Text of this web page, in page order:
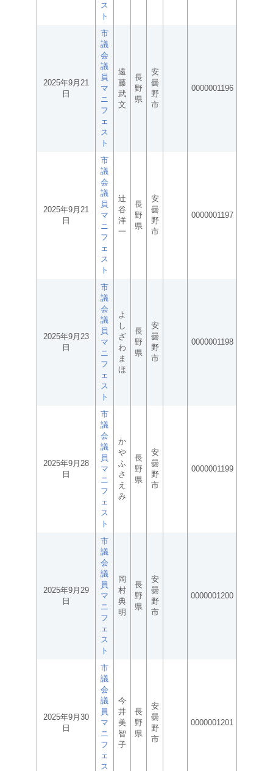
ス
ト
2025年9月21
日
市
議
会
議
員
マ
ニ
フ
ェ
ス
ト
遠
藤
武
文
長
野
県
安
曇
野
市
0000001196
2025年9月21
日
市
議
会
議
員
マ
ニ
フ
ェ
ス
ト
辻
谷
洋
一
長
野
県
安
曇
野
市
0000001197
2025年9月23
日
市
議
会
議
員
マ
ニ
フ
ェ
ス
ト
よ
し
ざ
わ
ま
ほ
長
野
県
安
曇
野
市
0000001198
2025年9月28
日
市
議
会
議
員
マ
ニ
フ
ェ
ス
ト
か
や
ふ
さ
え
み
長
野
県
安
曇
野
市
0000001199
2025年9月29
日
市
議
会
議
員
マ
ニ
フ
ェ
ス
ト
岡
村
典
明
長
野
県
安
曇
野
市
0000001200
2025年9月30
日
市
議
会
議
員
マ
ニ
フ
ェ
ス
今
井
美
智
子
長
野
県
安
曇
野
市
0000001201